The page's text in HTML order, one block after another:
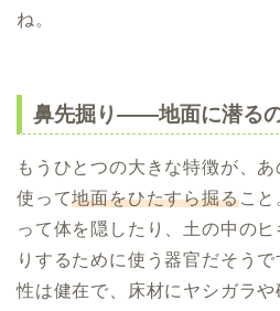
ね。
鼻先掘り――地面に潜る
もうひとつの大きな特徴が、
使って地面をひたすら掘ること
って体を隠したり、土の中の
りするために使う器官だそう
性は健在で、床材にヤシガラ